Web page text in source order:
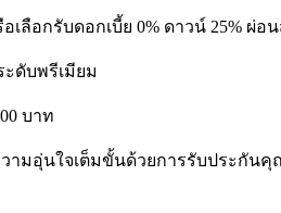
เลือกรับดอกเบี้ย 0% ดาวน์ 25% ผ่อ
ะดับพรีเมียม
บาท
วามอุ่นใจเต็มขั้นด้วยการรับประกัน